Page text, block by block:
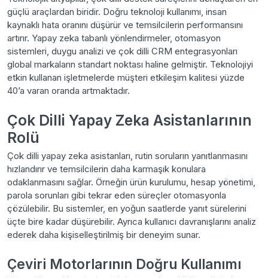
güçlü araçlardan biridir. Doğru teknoloji kullanımı, insan
kaynaklı hata oranını düşürür ve temsilcilerin performansını
artırır. Yapay zeka tabanlı yönlendirmeler, otomasyon
sistemleri, duygu analizi ve çok dilli CRM entegrasyonları
global markaların standart noktası haline gelmiştir. Teknolojiyi
etkin kullanan işletmelerde müşteri etkileşim kalitesi yüzde
40’a varan oranda artmaktadır.
Çok Dilli Yapay Zeka Asistanlarının
Rolü
Çok dilli yapay zeka asistanları, rutin soruların yanıtlanmasını
hızlandırır ve temsilcilerin daha karmaşık konulara
odaklanmasını sağlar. Örneğin ürün kurulumu, hesap yönetimi,
parola sorunları gibi tekrar eden süreçler otomasyonla
çözülebilir. Bu sistemler, en yoğun saatlerde yanıt sürelerini
üçte bire kadar düşürebilir. Ayrıca kullanıcı davranışlarını analiz
ederek daha kişiselleştirilmiş bir deneyim sunar.
Çeviri Motorlarının Doğru Kullanımı